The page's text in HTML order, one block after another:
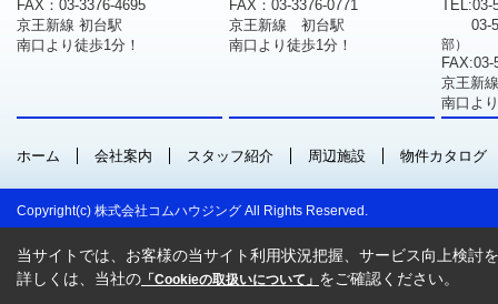
FAX：03-3376-4695
京王新線 初台駅
南口より徒歩1分！
FAX：03-3376-0771
京王新線 初台駅
南口より徒歩1分！
TEL:03-
03-
部）
FAX:03-
京王新
南口よ
ホーム 会社案内 スタッフ紹介 周辺施設 物件カタログ
Copyright(c) 株式会社コムハウジング All Rights Reserved.
当サイトでは、お客様の当サイト利用状況把握、サービス向上検討
詳しくは、当社の 「Cookieの取扱いについて」 をご確認ください。